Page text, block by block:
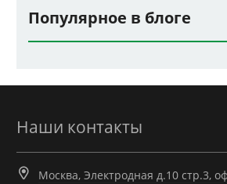
Популярное в блоге
Наши контакты
Москва, Электродная д.10 стр.3,